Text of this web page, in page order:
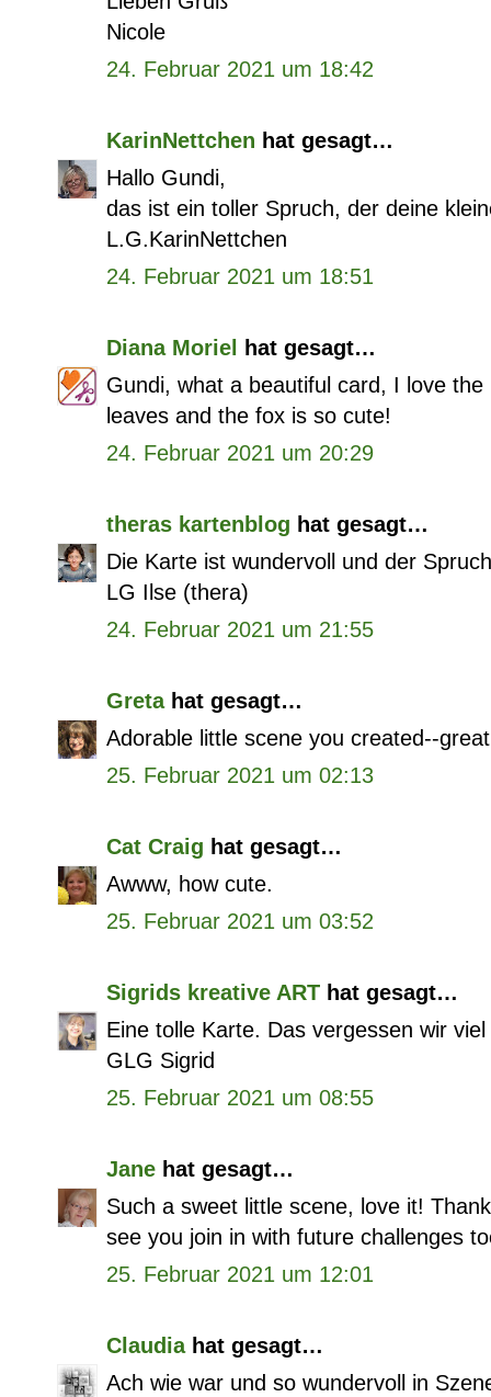
Nicole
24. Februar 2021 um 18:42
KarinNettchen hat gesagt…
Hallo Gundi,
das ist ein toller Spruch, der deine
L.G.KarinNettchen
24. Februar 2021 um 18:51
Diana Moriel
hat gesagt…
Gundi, what a beautiful card, I love
leaves and the fox is so cute!
24. Februar 2021 um 20:29
theras kartenblog hat gesagt…
Die Karte ist wundervoll und der
LG Ilse (thera)
24. Februar 2021 um 21:55
Gretahat gesagt…
Adorable little scene you created--
25. Februar 2021 um 02:13
Cat Craig hat gesagt…
Awww, how cute.
25. Februar 2021 um 03:52
Sigrids kreative ART hat gesagt…
Eine tolle Karte. Das vergessen wir
GLG Sigrid
25. Februar 2021 um 08:55
Jane hat gesagt…
Such a sweet little scene, love it!
see you join in with future challenges
25. Februar 2021 um 12:01
Claudiahat gesagt…
Ach wie war und so wundervoll in